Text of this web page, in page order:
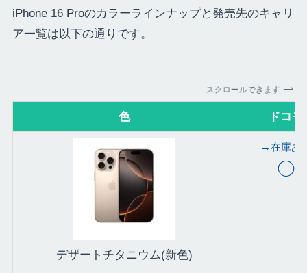
iPhone 16 Proのカラーラインナップと発売先のキャリ
ア一覧は以下の通りです。
スクロールできます
色 ドコモ
デザートチタニウム(新色)
→在庫あ
◯